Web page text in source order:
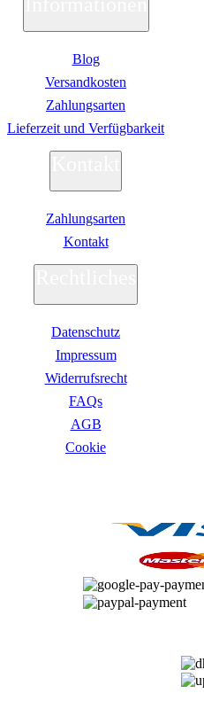
Blog
Versandkosten
Zahlungsarten
Lieferzeit und Verfügbarkeit
Zahlungsarten
Kontakt
Datenschutz
Impressum
Widerrufsrecht
FAQs
AGB
Сookie